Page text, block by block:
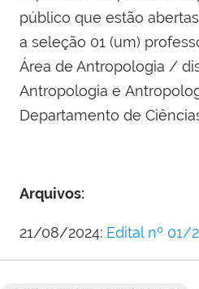
público que estão
a seleção 01 (um)
Área de Antropologia /
Antropologia e
Departamento de
Arquivos:
21/08/2024: Edital nº 01/